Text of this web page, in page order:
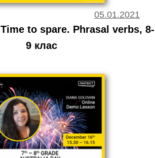
05.01.2021
to spare. Phrasal verbs, 8-
9 клас